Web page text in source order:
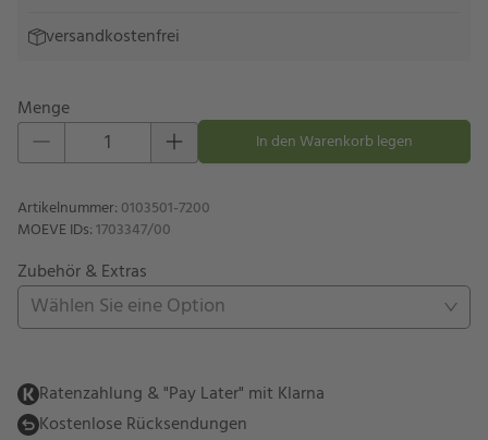
versandkostenfrei
Menge
Eins hinzufügen Eins entfernenIn den Warenkorb legen
Artikelnummer: 0103501-7200
MOEVE IDs:1703347/00
Zubehör & Extras
Wählen Sie eine Option
Ratenzahlung & "Pay Later" mit Klarna
Kostenlose Rücksendungen